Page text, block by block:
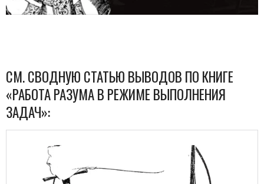
СМ. СВОДНУЮ СТАТЬЮ ВЫВОДОВ ПО КНИГЕ
«РАБОТА РАЗУМА В РЕЖИМЕ ВЫПОЛНЕНИЯ
ЗАДАЧ»: